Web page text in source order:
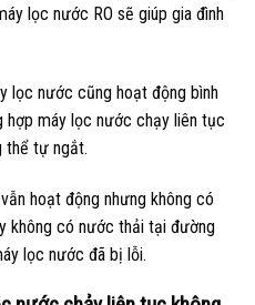
lọc nước RO sẽ giúp gia đình
lọc nước cũng hoạt động bình
máy lọc nước chạy liên tục
thể tự ngắt.
hoạt động nhưng không có
không có nước thải tại đường
lọc nước đã bị lỗi.